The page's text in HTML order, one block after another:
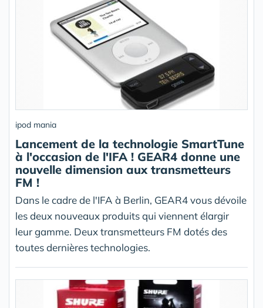
ipod mania
Lancement de la technologie SmartTune
à l'occasion de l'IFA ! GEAR4 donne une
nouvelle dimension aux transmetteurs
FM !
Dans le cadre de l'IFA à Berlin, GEAR4 vous dévoile
les deux nouveaux produits qui viennent élargir
leur gamme. Deux transmetteurs FM dotés des
toutes dernières technologies.